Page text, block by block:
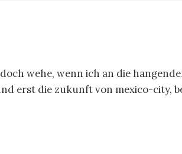
wehe, wenn ich an die
erst die zukunft von mexico-city,